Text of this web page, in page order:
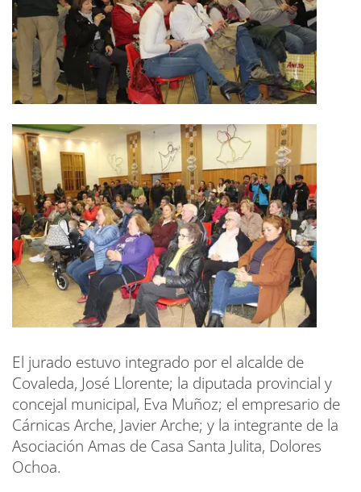
El jurado estuvo integrado por el alcalde de
Covaleda, José Llorente; la diputada provincial y
concejal municipal, Eva Muñoz; el empresario de
Cárnicas Arche, Javier Arche; y la integrante de la
Asociación Amas de Casa Santa Julita, Dolores
Ochoa.